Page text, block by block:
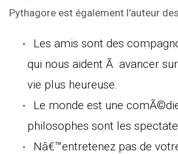
Pythagore est également l'auteur
Les amis sont des
qui nous aident Ã avancer
vie plus heureuse.
Le monde est une
philosophes sont les
Nâ€™entretenez pas de